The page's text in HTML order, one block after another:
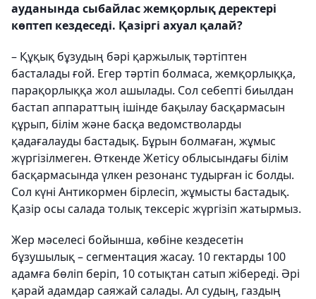
ауданында сыбайлас жемқорлық деректері
көптеп кездеседі. Қазіргі ахуал қалай?
– Құқық бұзудың бәрі қаржылық тәртіптен
басталады ғой. Егер тәртіп болмаса, жемқорлыққа,
парақорлыққа жол ашылады. Сол себепті биылдан
бастап аппараттың ішінде бақылау басқармасын
құрып, білім және басқа ведомстволарды
қадағалауды бастадық. Бұрын болмаған, жұмыс
жүргізілмеген. Өткенде Жетісу облысындағы білім
басқармасында үлкен резонанс тудырған іс болды.
Сол күні Антикормен бірлесіп, жұмысты бастадық.
Қазір осы салада толық тексеріс жүргізіп жатырмыз.
Жер мәселесі бойынша, көбіне кездесетін
бұзушылық – сегментация жасау. 10 гектарды 100
адамға бөліп беріп, 10 сотықтан сатып жібереді. Әрі
қарай адамдар саяжай салады. Ал судың, газдың